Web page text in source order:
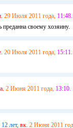
29 Июля 2011 года, 11:48.
преданна своему хозяину.
20 Июля 2011 года, 15:11.
2 Июня 2011 года, 13:10.
12 лет, вк. 2 Июня 2011